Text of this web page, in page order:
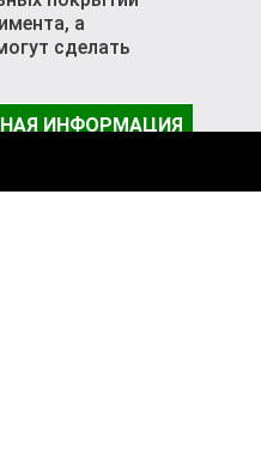
а
сделать
ИНФОРМАЦИЯ